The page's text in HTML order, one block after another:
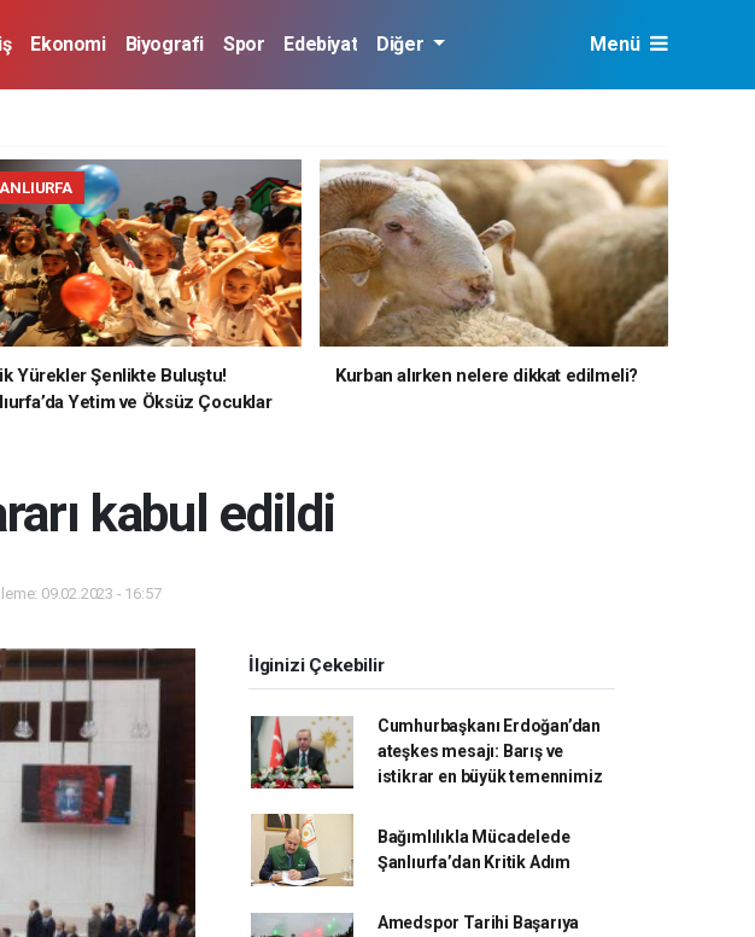
Ekonomi Biyografi Spor Edebiyat Diğer Menü
Yürekler Şenlikte Buluştu!
Yetim ve Öksüz Çocuklar
Kurban alırken nelere dikkat edilmeli?
kabul edildi
09.02.2023 - 16:57
İlginizi Çekebilir
Cumhurbaşkanı Erdoğan’dan
ateşkes mesajı: Barış ve
istikrar en büyük temennimiz
Bağımlılıkla Mücadelede
Şanlıurfa’dan Kritik Adım
Amedspor Tarihi Başarıya